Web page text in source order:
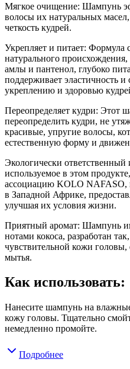
Мягкое очищение: Шампунь
волосы их натуральных
четкость кудрей.
Укрепляет и питает: Формула
натурального
амлы и пантенол, глубоко
поддерживает эластичность и
укреплению и здоровью
Переопределяет кудри: Этот
переопределить кудри, не
красивые, упругие волосы,
естественную форму и
Экологически
используемое в этом
ассоциацию KOLO NAFASO,
в Западной Африке,
улучшая их условия жизни.
Приятный аромат: Шампунь
нотами кокоса, разработан
чувствительной кожи
мытья.
Как использовать:
Нанесите шампунь на
кожу головы. Тщательно
немедленно промойте.
Подробнее